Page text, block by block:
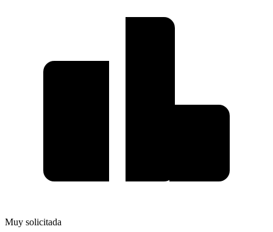
Muy solicitada